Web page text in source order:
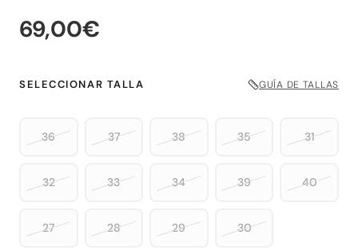
69,00€
SELECCIONAR TALLA GUÍA DE TALLAS
36 37 38 35 31
32 33 34 39 40
27 28 29 30